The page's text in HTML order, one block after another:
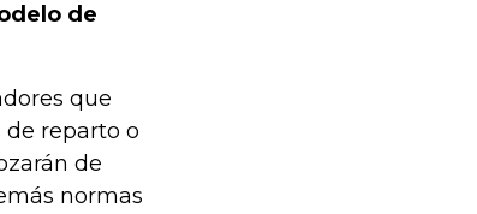
de
que
reparto o
de
normas